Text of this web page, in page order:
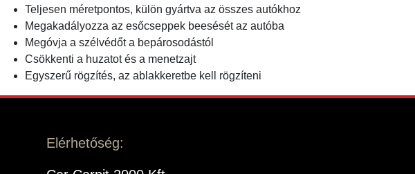
Teljesen méretpontos, külön gyártva az összes autókhoz
Megakadályozza az esőcseppek beesését az autóba
Megóvja a szélvédőt a bepárosodástól
Csökkenti a huzatot és a menetzajt
Egyszerű rögzítés, az ablakkeretbe kell rögzíteni
Elérhetőség: